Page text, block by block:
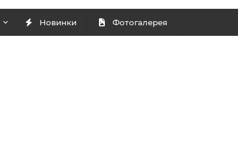
Новинки Фотогалерея